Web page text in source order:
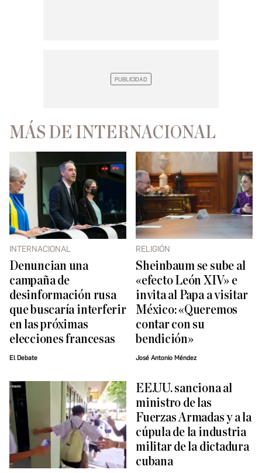
MÁS DE INTERNACIONAL
INTERNACIONAL
Denuncian una
campaña de
desinformación rusa
que buscaría interferir
en las próximas
elecciones francesas
El Debate
RELIGIÓN
Sheinbaum se sube al
«efecto León XIV» e
invita al Papa a visitar
México: «Queremos
contar con su
bendición»
José Antonio Méndez
EE.UU. sanciona al
ministro de las
Fuerzas Armadas y a la
cúpula de la industria
militar de la dictadura
cubana